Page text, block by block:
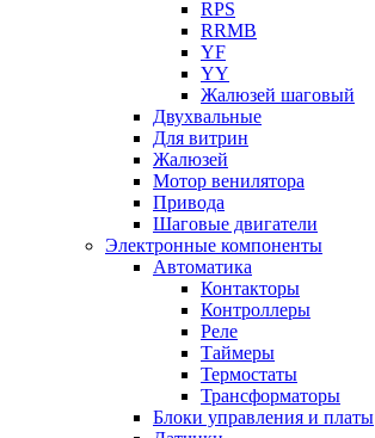
RPS
RRMB
YF
YY
Жалюзей шаговый
Двухвальные
Для витрин
Жалюзей
Мотор венилятора
Привода
Шаговые двигатели
Электронные компоненты
Автоматика
Контакторы
Контроллеры
Реле
Таймеры
Термостаты
Трансформаторы
Блоки управления и платы